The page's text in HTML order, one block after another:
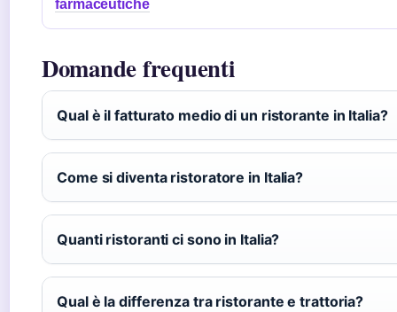
farmaceutiche
Domande frequenti
Qual è il fatturato medio di un ristorante in Italia?
Come si diventa ristoratore in Italia?
Quanti ristoranti ci sono in Italia?
Qual è la differenza tra ristorante e trattoria?